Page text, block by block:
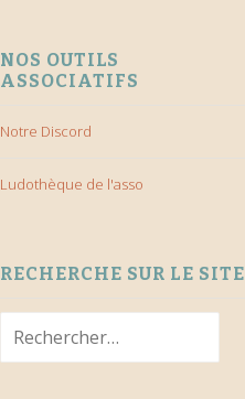
NOS OUTILS
ASSOCIATIFS
Notre Discord
Ludothèque de l'asso
RECHERCHE SUR LE SITE